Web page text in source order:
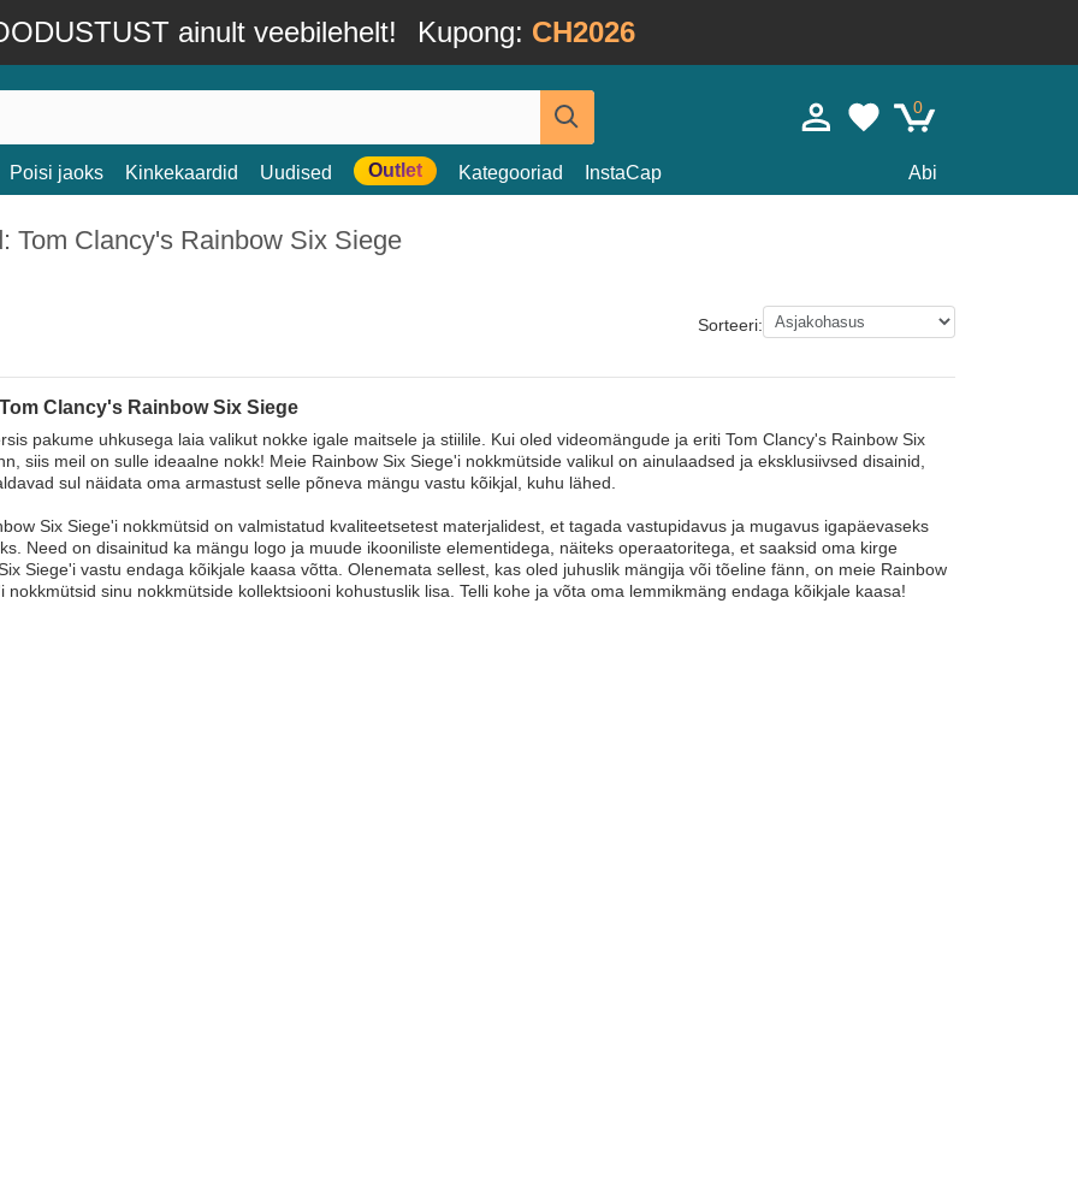
ainult veebilehelt! Kupong: CH2026
0
Poisi jaoks Kinkekaardid Uudised Outlet Kategooriad InstaCap Abi
Tom Clancy's Rainbow Six Siege
Sorteeri:
Clancy's Rainbow Six Siege
pakume uhkusega laia valikut nokke igale maitsele ja stiilile. Kui oled videomängude ja eriti Tom Clancy's Rainbow Six
siis meil on sulle ideaalne nokk! Meie Rainbow Six Siege'i nokkmütside valikul on ainulaadsed ja eksklusiivsed disainid,
sul näidata oma armastust selle põneva mängu vastu kõikjal, kuhu lähed.
Six Siege'i nokkmütsid on valmistatud kvaliteetsetest materjalidest, et tagada vastupidavus ja mugavus igapäevaseks
Need on disainitud ka mängu logo ja muude ikooniliste elementidega, näiteks operaatoritega, et saaksid oma kirge
Siege'i vastu endaga kõikjale kaasa võtta. Olenemata sellest, kas oled juhuslik mängija või tõeline fänn, on meie Rainbow
nokkmütsid sinu nokkmütside kollektsiooni kohustuslik lisa. Telli kohe ja võta oma lemmikmäng endaga kõikjale kaasa!